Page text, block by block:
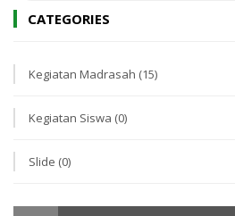
CATEGORIES
Kegiatan Madrasah (15)
Kegiatan Siswa (0)
Slide (0)